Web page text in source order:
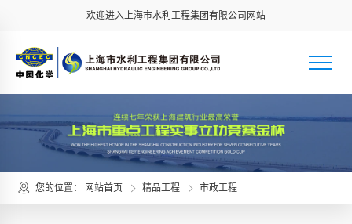
欢迎进入上海市水利工程集团有限公司网站
您的位置： 网站首页 精品工程 市政工程